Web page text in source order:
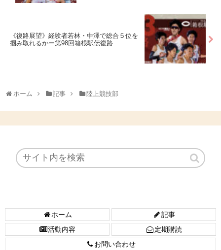
《復路展望》経験者若林・中澤で総合５位を
掴み取れるかー第98回箱根駅伝復路
ホーム 記事 陸上競技部
ホーム
記事
活動内容
定期購読
お問い合わせ